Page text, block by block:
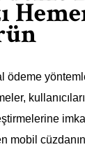
ödeme
mobil